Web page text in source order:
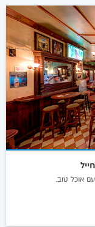
אוכל טוב.